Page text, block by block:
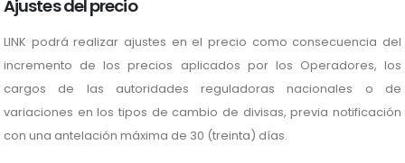
Ajustes del precio
LINK podrá realizar ajustes en el precio como consecuencia del
incremento de los precios aplicados por los Operadores, los
cargos de las autoridades reguladoras nacionales o de
variaciones en los tipos de cambio de divisas, previa notificación
con una antelación máxima de 30 (treinta) días.